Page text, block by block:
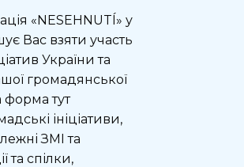
«NESEHNUTÍ» у
Вас взяти участь
України та
громадянської
форма тут
ініціативи,
ЗМІ та
та спілки,